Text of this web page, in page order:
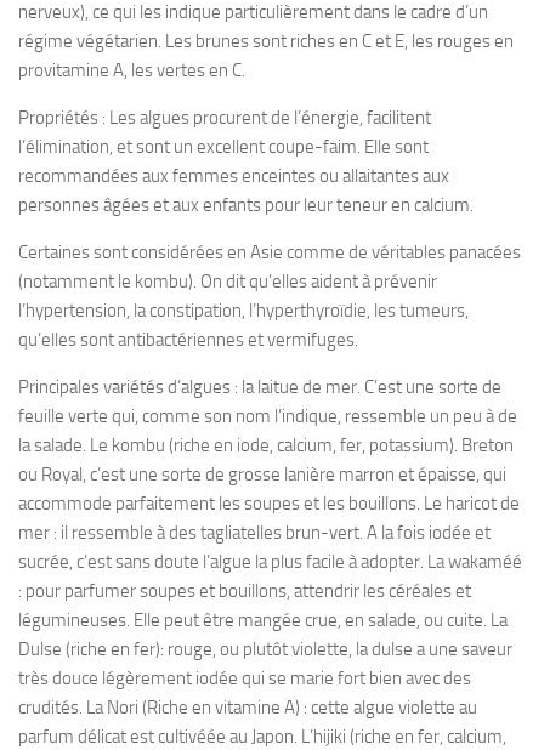
nerveux), ce qui les indique particulièrement dans le cadre d’un
régime végétarien. Les brunes sont riches en C et E, les rouges en
provitamine A, les vertes en C.
Propriétés : Les algues procurent de l’énergie, facilitent
l’élimination, et sont un excellent coupe-faim. Elle sont
recommandées aux femmes enceintes ou allaitantes aux
personnes âgées et aux enfants pour leur teneur en calcium.
Certaines sont considérées en Asie comme de véritables panacées
(notamment le kombu). On dit qu’elles aident à prévenir
l’hypertension, la constipation, l’hyperthyroïdie, les tumeurs,
qu’elles sont antibactériennes et vermifuges.
Principales variétés d’algues : la laitue de mer. C’est une sorte de
feuille verte qui, comme son nom l’indique, ressemble un peu à de
la salade. Le kombu (riche en iode, calcium, fer, potassium). Breton
ou Royal, c’est une sorte de grosse lanière marron et épaisse, qui
accommode parfaitement les soupes et les bouillons. Le haricot de
mer : il ressemble à des tagliatelles brun-vert. A la fois iodée et
sucrée, c’est sans doute l’algue la plus facile à adopter. La wakaméé
: pour parfumer soupes et bouillons, attendrir les céréales et
légumineuses. Elle peut être mangée crue, en salade, ou cuite. La
Dulse (riche en fer): rouge, ou plutôt violette, la dulse a une saveur
très douce légèrement iodée qui se marie fort bien avec des
crudités. La Nori (Riche en vitamine A) : cette algue violette au
parfum délicat est cultivéée au Japon. L’hijiki (riche en fer, calcium,